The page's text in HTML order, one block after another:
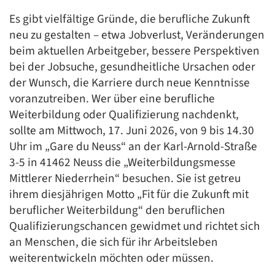
Es gibt vielfältige Gründe, die berufliche Zukunft
neu zu gestalten – etwa Jobverlust, Veränderungen
beim aktuellen Arbeitgeber, bessere Perspektiven
bei der Jobsuche, gesundheitliche Ursachen oder
der Wunsch, die Karriere durch neue Kenntnisse
voranzutreiben. Wer über eine berufliche
Weiterbildung oder Qualifizierung nachdenkt,
sollte am Mittwoch, 17. Juni 2026, von 9 bis 14.30
Uhr im „Gare du Neuss“ an der Karl-Arnold-Straße
3-5 in 41462 Neuss die „Weiterbildungsmesse
Mittlerer Niederrhein“ besuchen. Sie ist getreu
ihrem diesjährigen Motto „Fit für die Zukunft mit
beruflicher Weiterbildung“ den beruflichen
Qualifizierungschancen gewidmet und richtet sich
an Menschen, die sich für ihr Arbeitsleben
weiterentwickeln möchten oder müssen.